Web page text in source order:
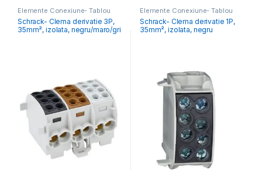
Elemente Conexiune- Tablou
Electric
Schrack- Clema derivatie 3P,
35mm², izolata, negru/maro/gri
Elemente Conexiune- Tablou
Electric
Schrack- Clema derivatie 1P,
35mm², izolata, negru